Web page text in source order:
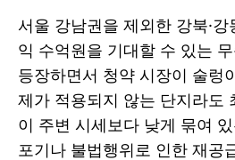
서울 강남권을 제외한 강북·
익 수억원을 기대할 수 있는
등장하면서 청약 시장이 술렁
제가 적용되지 않는 단지라도
이 주변 시세보다 낮게 묶여
포기나 불법행위로 인한 재공